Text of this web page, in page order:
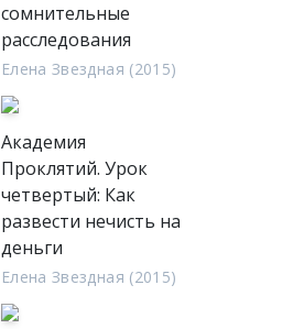
сомнительные
расследования
Елена Звездная (2015)
Академия
Проклятий. Урок
четвертый: Как
развести нечисть на
деньги
Елена Звездная (2015)